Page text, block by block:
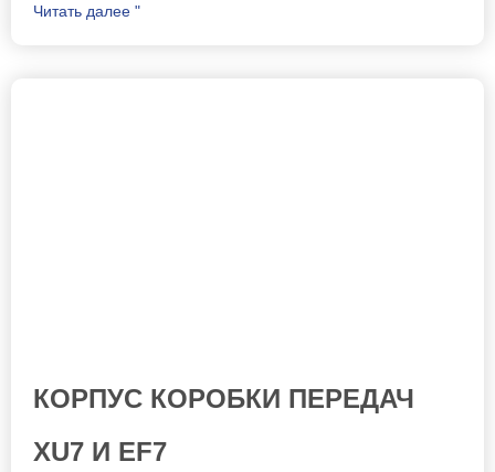
Читать далее "
КОРПУС КОРОБКИ ПЕРЕДАЧ
XU7 И EF7